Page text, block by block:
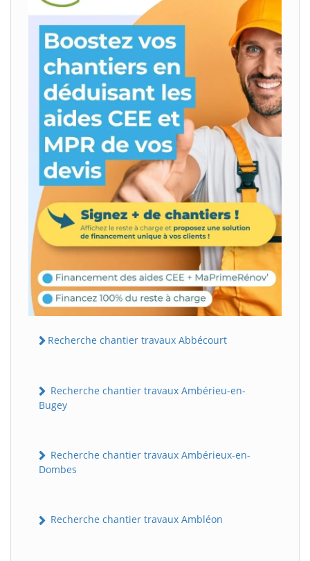
Recherche chantier travaux Abbécourt
Recherche chantier travaux Ambérieu-en-
Bugey
Recherche chantier travaux Ambérieux-en-
Dombes
Recherche chantier travaux Ambléon